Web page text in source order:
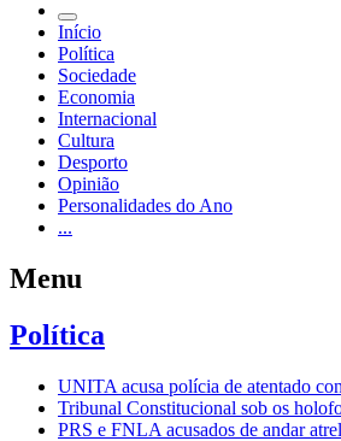
Início
Política
Sociedade
Economia
Internacional
Cultura
Desporto
Opinião
Personalidades do Ano
...
Menu
Política
UNITA acusa polícia de atentado
Tribunal Constitucional sob os
PRS e FNLA acusados de andar